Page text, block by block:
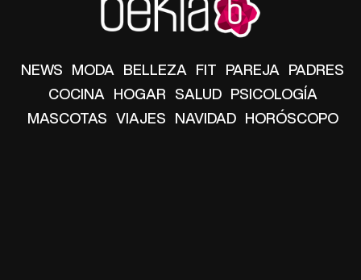
NEWS MODA BELLEZA FIT PAREJA PADRES
COCINA HOGAR SALUD PSICOLOGÍA
MASCOTAS VIAJES NAVIDAD HORÓSCOPO